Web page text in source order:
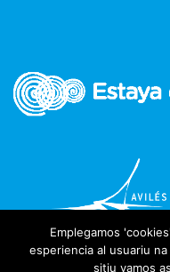
Emplegamos
esperiencia al usuariu
sitiu vamos